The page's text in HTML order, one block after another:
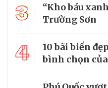
3
“Kho báu
Trường Sơn
4
10 bãi biển
bình chọn